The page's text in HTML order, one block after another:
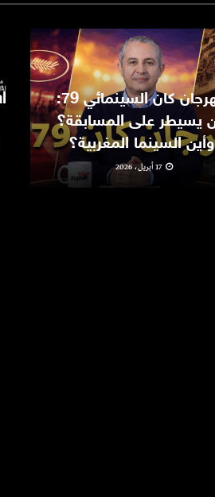
مهرجان كان السينمائي 79:
يسيطر على المسابقة؟
وأين السينما المغربية؟
17 أبريل، 2026